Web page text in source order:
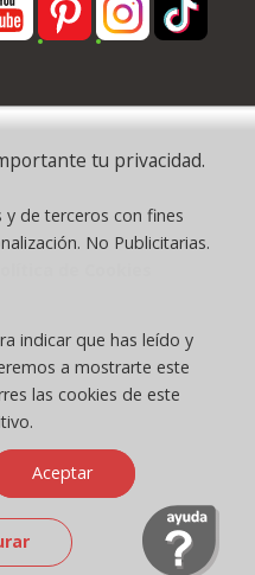
reservados
están gestionadas, y
( España ) CEE:
8, Hoja V-85203.
android 14; pixel 8)
chrome/131.0.0.0 mobile
→ 448 ppp
tu privacidad.
de terceros con fines
No Publicitarias.
indicar que has leído y
a mostrarte este
las cookies de este
Aceptar